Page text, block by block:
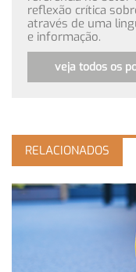
reflexão crítica
através de uma
e informação.
veja todos os
RELACIONADOS